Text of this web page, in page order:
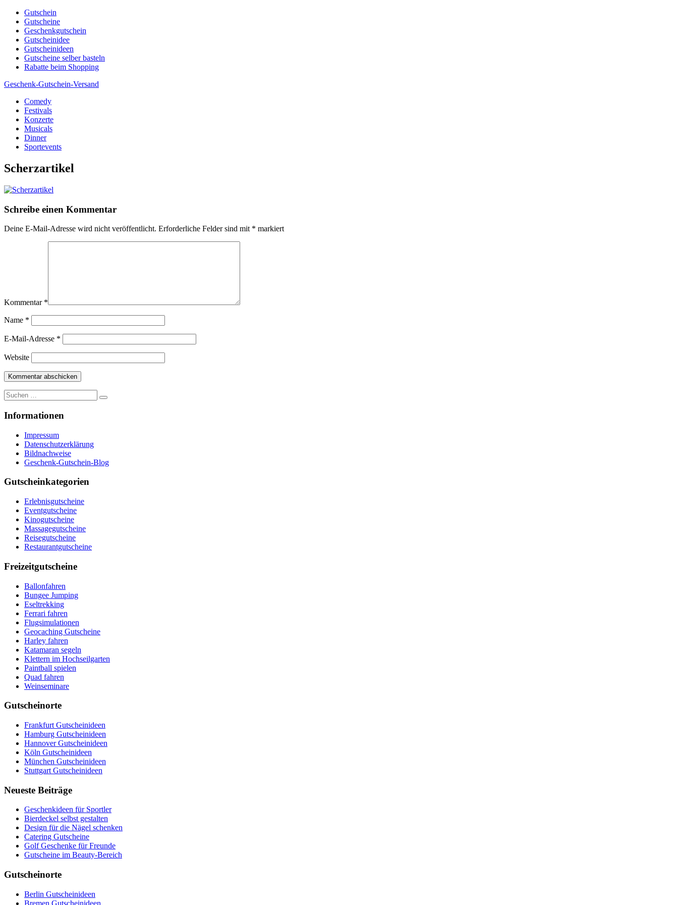
Skip
content
Gutschein
Gutscheine
Geschenkgutschein
Gutscheinidee
Gutscheinideen
Gutscheine selber basteln
Rabatte beim Shopping
Geschenk-Gutschein-Versand
Gutscheine, Gutscheinsprüche und Geschenkideen
Comedy
Festivals
Konzerte
Musicals
Dinner
Sportevents
Scherzartikel
Schreibe einen Kommentar
Deine E-Mail-Adresse wird nicht veröffentlicht. Erforderliche Felder sind mit * markiert
Kommentar *
Name *
E-Mail-Adresse *
Website
Suche
nach:
Informationen
Impressum
Datenschutzerklärung
Bildnachweise
Geschenk-Gutschein-Blog
Gutscheinkategorien
Erlebnisgutscheine
Eventgutscheine
Kinogutscheine
Massagegutscheine
Reisegutscheine
Restaurantgutscheine
Freizeitgutscheine
Ballonfahren
Bungee Jumping
Eseltrekking
Ferrari fahren
Flugsimulationen
Geocaching Gutscheine
Harley fahren
Katamaran segeln
Klettern im Hochseilgarten
Paintball spielen
Quad fahren
Weinseminare
Gutscheinorte
Frankfurt Gutscheinideen
Hamburg Gutscheinideen
Hannover Gutscheinideen
Köln Gutscheinideen
München Gutscheinideen
Stuttgart Gutscheinideen
Neueste Beiträge
Geschenkideen für Sportler
Bierdeckel selbst gestalten
Design für die Nägel schenken
Catering Gutscheine
Golf Geschenke für Freunde
Gutscheine im Beauty-Bereich
Gutscheinorte
Berlin Gutscheinideen
Bremen Gutscheinideen